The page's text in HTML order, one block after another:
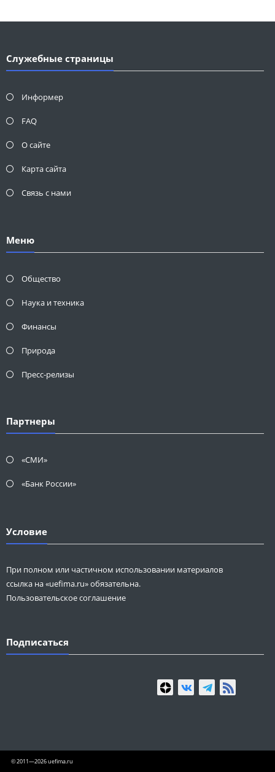
Служебные страницы
Информер
FAQ
О сайте
Карта сайта
Связь с нами
Меню
Общество
Наука и техника
Финансы
Природа
Пресс-релизы
Партнеры
«СМИ»
«Банк России»
Условие
При полном или частичном использовании материалов
ссылка на «uefima.ru» обязательна.
Пользовательское соглашение
Подписаться
© 2011—2026 uefima.ru